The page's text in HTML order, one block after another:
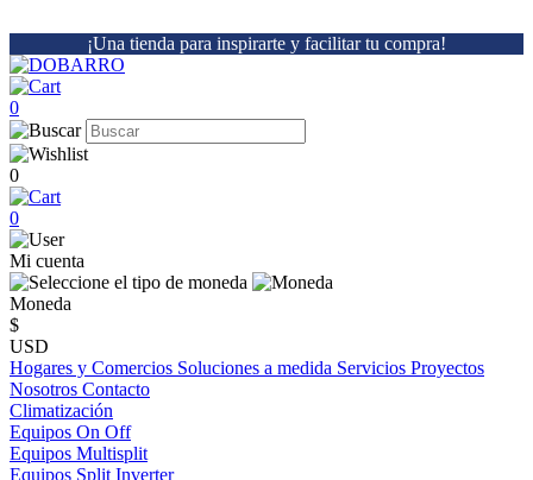
¡Una tienda para inspirarte y facilitar tu compra!
0
0
0
Mi cuenta
Moneda
$
USD
Hogares y Comercios Soluciones a medida Servicios Proyectos
Nosotros Contacto
Climatización
Equipos On Off
Equipos Multisplit
Equipos Split Inverter